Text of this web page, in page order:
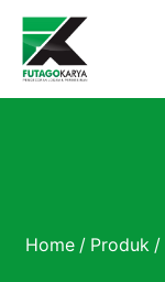
Skip to content
Home / Produk /